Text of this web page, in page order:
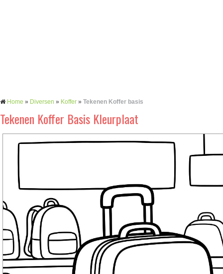
Home » Diversen » Koffer » Tekenen Koffer basis
Tekenen Koffer Basis Kleurplaat